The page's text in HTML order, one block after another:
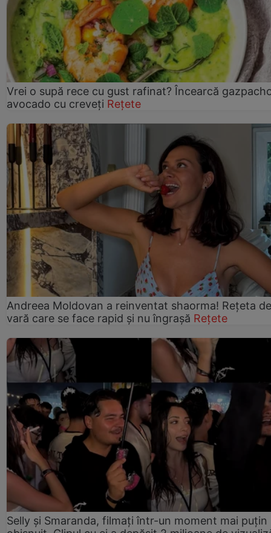
Vrei o supă rece cu gust rafinat? Încearcă
avocado cu creveți Rețete
Andreea Moldovan a reinventat shaorma! Rețeta de
vară care se face rapid și nu îngrașă Rețete
Selly și Smaranda, filmați într-un moment mai puțin